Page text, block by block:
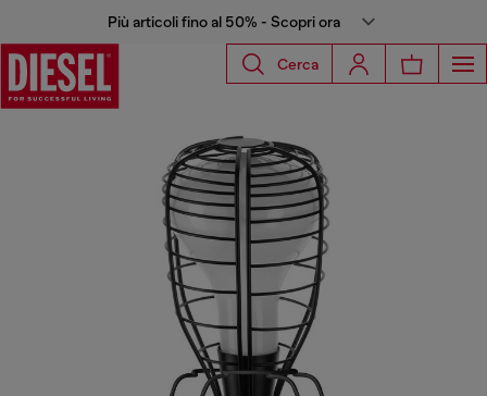
Più articoli fino al 50% - Scopri ora
Cerca